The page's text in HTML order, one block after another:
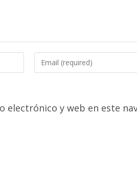
Enter
your
to
electrónico y web en este